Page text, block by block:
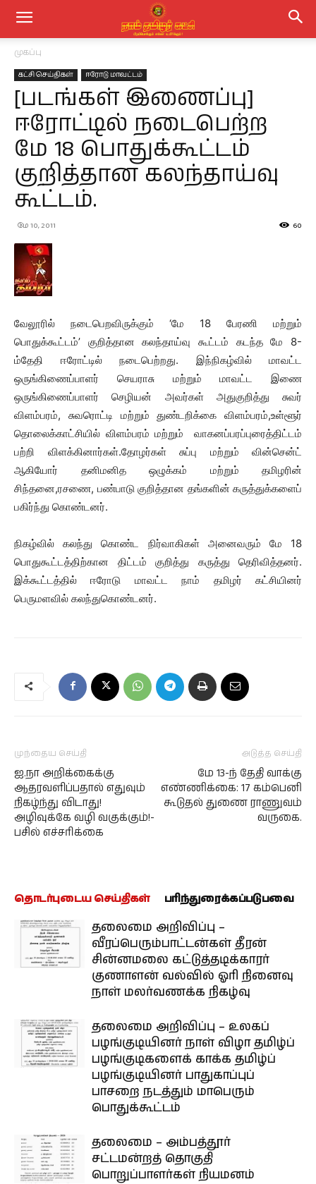
முகப்பு
கட்சி செய்திகள் ஈரோடு மாவட்டம்
[படங்கள் இணைப்பு]
ஈரோட்டில் நடைபெற்ற
மே 18 பொதுக்கூட்டம்
குறித்தான கலந்தாய்வு
கூட்டம்.
மே 10, 2011 60
வேலூரில் நடைபெறவிருக்கும் ‘மே 18 பேரணி மற்றும்
பொதுக்கூட்டம்’ குறித்தான கலந்தாய்வு கூட்டம் கடந்த மே 8-
ம்தேதி ஈரோட்டில் நடைபெற்றது. இந்நிகழ்வில் மாவட்ட
ஒருங்கிணைப்பாளர் செயராசு மற்றும் மாவட்ட இணை
ஒருங்கிணைப்பாளர் செழியன் அவர்கள் அதுகுறித்து சுவர்
விளம்பரம், சுவரொட்டி மற்றும் துண்டறிக்கை விளம்பரம்,உள்ளூர்
தொலைக்காட்சியில் விளம்பரம் மற்றும் வாகனப்பரப்புரைத்திட்டம்
பற்றி விளக்கினார்கள்.தோழர்கள் சுப்பு மற்றும் வின்சென்ட்
ஆகியோர் தனிமனித ஒழுக்கம் மற்றும் தமிழரின்
சிந்தனை,ரசணை, பண்பாடு குறித்தான தங்களின் கருத்துக்களைப்
பகிர்ந்து கொண்டனர்.
நிகழ்வில் கலந்து கொண்ட நிர்வாகிகள் அனைவரும் மே 18
பொதுகூட்டத்திற்கான திட்டம் குறித்து கருத்து தெரிவித்தனர்.
இக்கூட்டத்தில் ஈரோடு மாவட்ட நாம் தமிழர் கட்சியினர்
பெருமளவில் கலந்துகொண்டனர்.
முந்தைய செய்தி
ஐ.நா அறிக்கைக்கு
ஆதரவளிப்பதால் எதுவும்
நிகழ்ந்து விடாது!
அழிவுக்கே வழி வகுக்கும்!-
பசில் எச்சரிக்கை
அடுத்த செய்தி
மே 13-ந் தேதி வாக்கு
எண்ணிக்கை: 17 கம்பெனி
கூடுதல் துணை ராணுவம்
வருகை.
தொடர்புடைய செய்திகள் பரிந்துரைக்கப்படுபவை
தலைமை அறிவிப்பு –
வீரப்பெரும்பாட்டன்கள் தீரன்
சின்னமலை கட்டுத்தடிக்காரர்
குணாளன் வல்வில் ஓரி நினைவு
நாள் மலர்வணக்க நிகழ்வு
தலைமை அறிவிப்பு – உலகப்
பழங்குடியினர் நாள் விழா தமிழ்ப்
பழங்குடிகளைக் காக்க தமிழ்ப்
பழங்குடியினர் பாதுகாப்புப்
பாசறை நடத்தும் மாபெரும்
பொதுக்கூட்டம்
தலைமை – அம்பத்தூர்
சட்டமன்றத் தொகுதி
பொறுப்பாளர்கள் நியமனம்